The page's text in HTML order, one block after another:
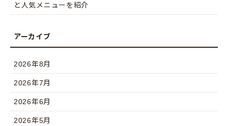
と人気メニューを紹介
2026年8月
2026年7月
2026年6月
2026年5月